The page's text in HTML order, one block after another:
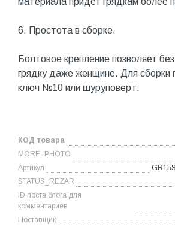
6. Простота в сборке.
Болтовое крепление позволяет
грядку даже женщине. Для сборки
ключ №10 или шуруповерт.
КОД товара
MORE_PHOTO
Артикул
STATUS_REZAR
ID поста блога для
комментариев
Поставщик